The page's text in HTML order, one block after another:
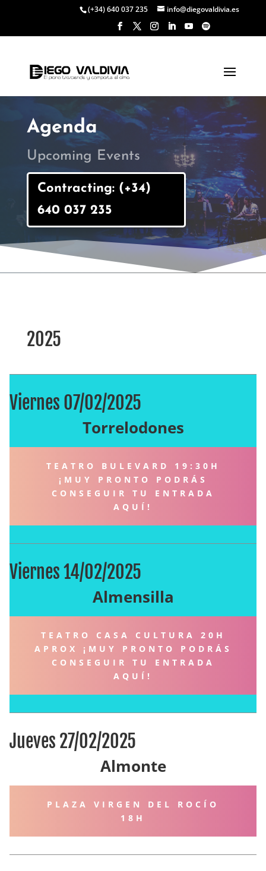
(+34) 640 037 235 info@diegovaldivia.es
Agenda
Upcoming Events
Contracting: (+34)
640 037 235
2025
Viernes 07/02/2025
Torrelodones
TEATRO BULEVARD 19:30H
¡MUY PRONTO PODRÁS
CONSEGUIR TU ENTRADA
AQUÍ!
Viernes 14/02/2025
Almensilla
TEATRO CASA CULTURA 20H
APROX ¡MUY PRONTO PODRÁS
CONSEGUIR TU ENTRADA
AQUÍ!
Jueves 27/02/2025
Almonte
PLAZA VIRGEN DEL ROCÍO
18H